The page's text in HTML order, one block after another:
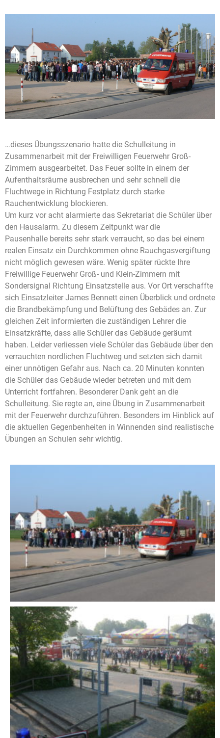
…dieses Übungsszenario hatte die Schulleitung in
Zusammenarbeit mit der Freiwilligen Feuerwehr Groß-
Zimmern ausgearbeitet. Das Feuer sollte in einem der
Aufenthaltsräume ausbrechen und sehr schnell die
Fluchtwege in Richtung Festplatz durch starke
Rauchentwicklung blockieren.
Um kurz vor acht alarmierte das Sekretariat die Schüler über
den Hausalarm. Zu diesem Zeitpunkt war die
Pausenhalle bereits sehr stark verraucht, so das bei einem
realen Einsatz ein Durchkommen ohne Rauchgasvergiftung
nicht möglich gewesen wäre. Wenig später rückte Ihre
Freiwillige Feuerwehr Groß- und Klein-Zimmern mit
Sondersignal Richtung Einsatzstelle aus. Vor Ort verschaffte
sich Einsatzleiter James Bennett einen Überblick und ordnete
die Brandbekämpfung und Belüftung des Gebädes an. Zur
gleichen Zeit informierten die zuständigen Lehrer die
Einsatzkräfte, dass alle Schüler das Gebäude geräumt
haben. Leider verliessen viele Schüler das Gebäude über den
verrauchten nordlichen Fluchtweg und setzten sich damit
einer unnötigen Gefahr aus. Nach ca. 20 Minuten konnten
die Schüler das Gebäude wieder betreten und mit dem
Unterricht fortfahren. Besonderer Dank geht an die
Schulleitung. Sie regte an, eine Übung in Zusammenarbeit
mit der Feuerwehr durchzuführen. Besonders im Hinblick auf
die aktuellen Gegenbenheiten in Winnenden sind realistische
Übungen an Schulen sehr wichtig.